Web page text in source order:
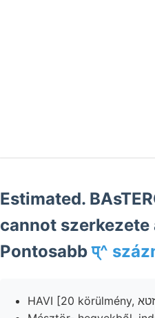
Estimated.
cannot
Pontosabbप्^